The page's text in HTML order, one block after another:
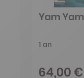
Yam Yam
1 an
64,00 €